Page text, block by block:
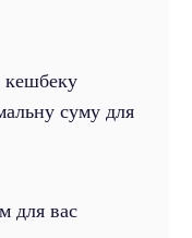
кешбеку
суму для
для вас